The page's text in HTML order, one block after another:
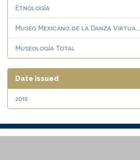
Etnología
Museo Mexicano de la Danza Virtua...
Museología Total
Date issued
2015